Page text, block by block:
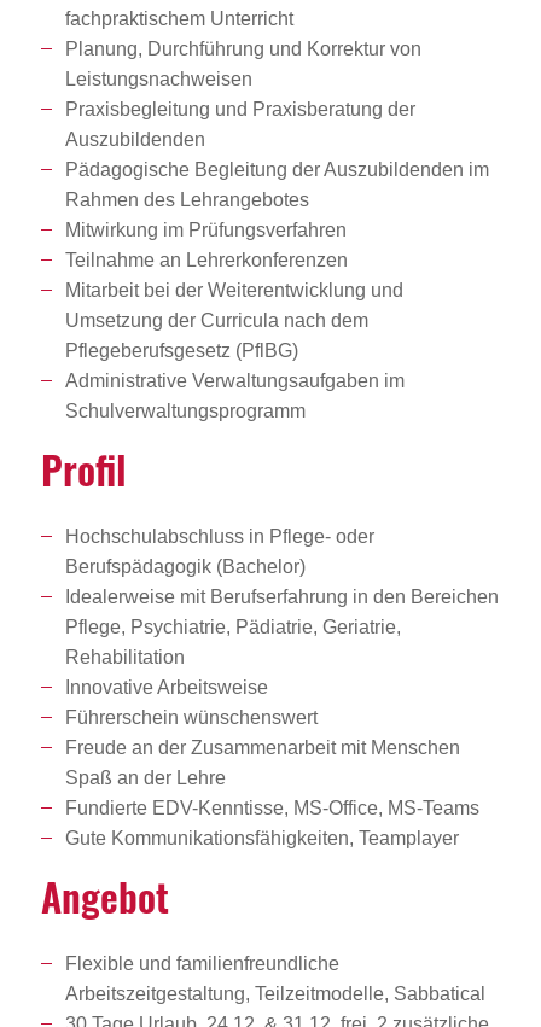
fachpraktischem Unterricht
Planung, Durchführung und Korrektur von
Leistungsnachweisen
Praxisbegleitung und Praxisberatung der
Auszubildenden
Pädagogische Begleitung der Auszubildenden im
Rahmen des Lehrangebotes
Mitwirkung im Prüfungsverfahren
Teilnahme an Lehrerkonferenzen
Mitarbeit bei der Weiterentwicklung und
Umsetzung der Curricula nach dem
Pflegeberufsgesetz (PflBG)
Administrative Verwaltungsaufgaben im
Schulverwaltungsprogramm
Profil
Hochschulabschluss in Pflege- oder
Berufspädagogik (Bachelor)
Idealerweise mit Berufserfahrung in den Bereichen
Pflege, Psychiatrie, Pädiatrie, Geriatrie,
Rehabilitation
Innovative Arbeitsweise
Führerschein wünschenswert
Freude an der Zusammenarbeit mit Menschen
Spaß an der Lehre
Fundierte EDV-Kenntisse, MS-Office, MS-Teams
Gute Kommunikationsfähigkeiten, Teamplayer
Angebot
Flexible und familienfreundliche
Arbeitszeitgestaltung, Teilzeitmodelle, Sabbatical